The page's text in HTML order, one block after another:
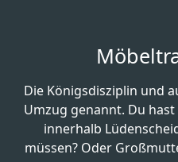
Die Königsdisziplin und
Umzug genannt. Du
innerhalb
müssen? Oder